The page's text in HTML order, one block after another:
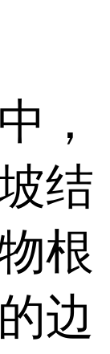
，
结
根
边